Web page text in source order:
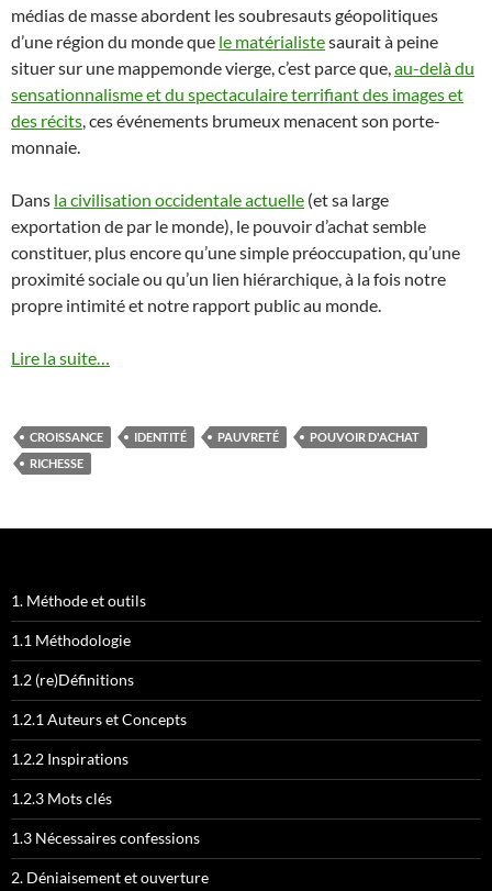
médias de masse abordent les soubresauts géopolitiques
d’une région du monde que le matérialistesaurait à peine
situer sur une mappemonde vierge, c’est parce que,au-delà du
sensationnalisme et du spectaculaire terrifiant des images et
des récits, ces événements brumeux menacent son porte-
monnaie.
Dans la civilisation occidentale actuelle (et sa large
exportation de par le monde), le pouvoir d’achat semble
constituer, plus encore qu’une simple préoccupation, qu’une
proximité sociale ou qu’un lien hiérarchique, à la fois notre
propre intimité et notre rapport public au monde.
Lire la suite…
CROISSANCE IDENTITÉ PAUVRETÉ
POUVOIR D'ACHAT
RICHESSE
1. Méthode et outils
1.1 Méthodologie
1.2 (re)Définitions
1.2.1 Auteurs et Concepts
1.2.2 Inspirations
1.2.3 Mots clés
1.3 Nécessaires confessions
2. Déniaisement et ouverture